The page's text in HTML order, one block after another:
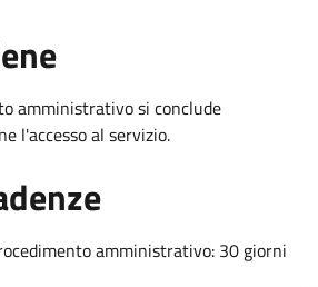
amministrativo si conclude
l'accesso al servizio.
amministrativo: 30 giorni